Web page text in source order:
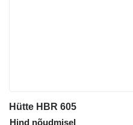
Hütte HBR 605
Hind nõudmisel